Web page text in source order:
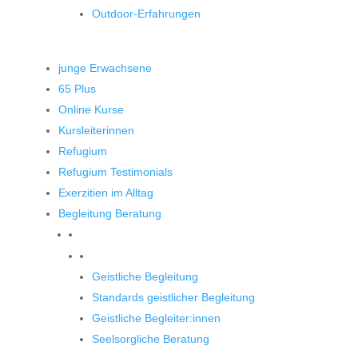
Outdoor-Erfahrungen
junge Erwachsene
65 Plus
Online Kurse
Kursleiterinnen
Refugium
Refugium Testimonials
Exerzitien im Alltag
Begleitung Beratung
Geistliche Begleitung
Standards geistlicher Begleitung
Geistliche Begleiter:innen
Seelsorgliche Beratung